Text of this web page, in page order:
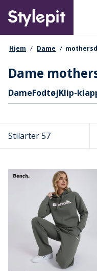
main
content
Primary
navigationssti
Hjem Dame
Dame
Hurtige links
DameFodtøjKlip-
Stilarter 57